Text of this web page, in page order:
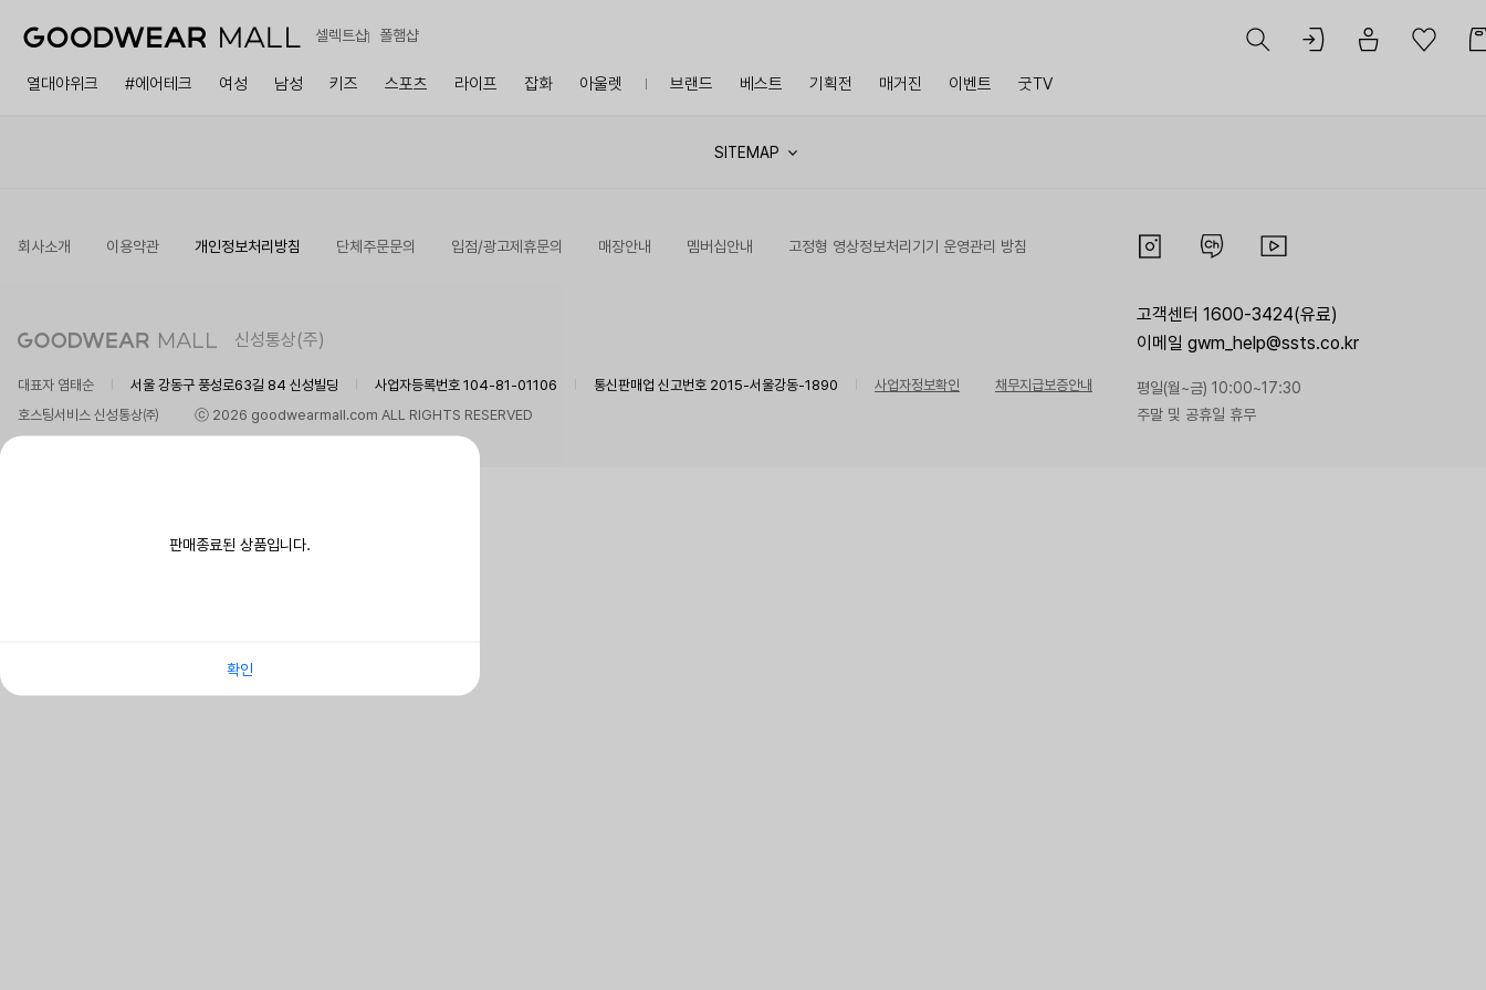
셀렉트샵 폴햄샵
열대야위크 #에어테크 여성 남성 키즈 스포츠 라이프 잡화 아울렛 브랜드 베스트 기획전 매거진 이벤트 굿TV
판매종료된 상품입니다.
확인
SITEMAP
회사소개 이용약관 개인정보처리방침 단체주문문의 입점/광고제휴문의 매장안내 멤버십안내 고정형 영상정보처리기기 운영관리 방침
신성통상(주)
대표자 염태순 서울 강동구 풍성로63길 84 신성빌딩 사업자등록번호 104-81-01106 통신판매업 신고번호 2015-서울강동-1890 사업자정보확인
채무지급보증안내
호스팅서비스 신성통상㈜
ⓒ 2026 goodwearmall.com ALL RIGHTS RESERVED
고객센터 1600-3424(유료)
이메일 gwm_help@ssts.co.kr
평일(월~금) 10:00~17:30
주말 및 공휴일 휴무